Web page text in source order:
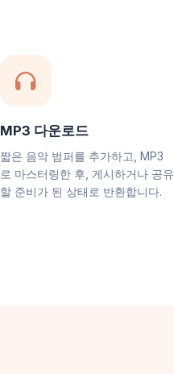
MP3 다운로드
짧은 음악 범퍼를 추가하고, MP3
로 마스터링한 후, 게시하거나 공유
할 준비가 된 상태로 반환합니다.